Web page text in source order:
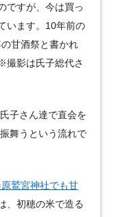
ですが、今は買っ
います。10年前の
甘酒祭と書かれ
撮影は氏子総代さ
子さん達で直会を
舞うという流れで
鷲宮神社でも甘
、初穂の米で造る